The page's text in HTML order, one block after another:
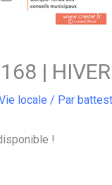
|
locale / Par
!